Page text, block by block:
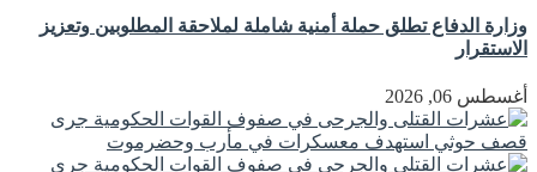
وزارة الدفاع تطلق حملة أمنية شاملة لملاحقة المطلوبين وتعزيز
الاستقرار
أغسطس 06, 2026